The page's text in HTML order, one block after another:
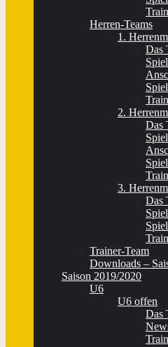
Herren-Teams
1.
Das
2.
Das
3.
Das
Trainer-Team
Downloads –
Saison 2019/2020
U6
U6 offen
Das